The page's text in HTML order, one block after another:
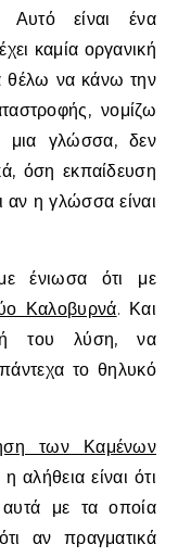
Αυτό είναι ένα
καμία οργανική
θέλω να κάνω την
νομίζω
μια γλώσσα, δεν
όση εκπαίδευση
αν η γλώσσα είναι
ένιωσα ότι με
Καλοβυρνά. Και
του λύση, να
το θηλυκό
των Καμένων
αλήθεια είναι ότι
με τα οποία
αν πραγματικά